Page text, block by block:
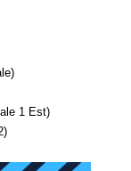
1 Est)